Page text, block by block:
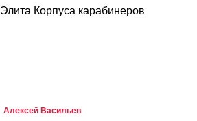
Элита Корпуса карабинеров
Алексей Васильев